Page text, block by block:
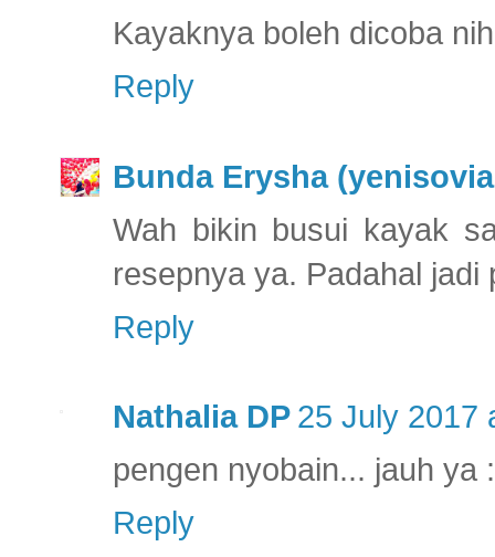
Kayaknya boleh dicoba
Reply
Bunda Erysha
Wah bikin busui kayak
resepnya ya. Padahal jadi
Reply
Nathalia DP 25 July 2017
pengen nyobain... jauh ya
Reply